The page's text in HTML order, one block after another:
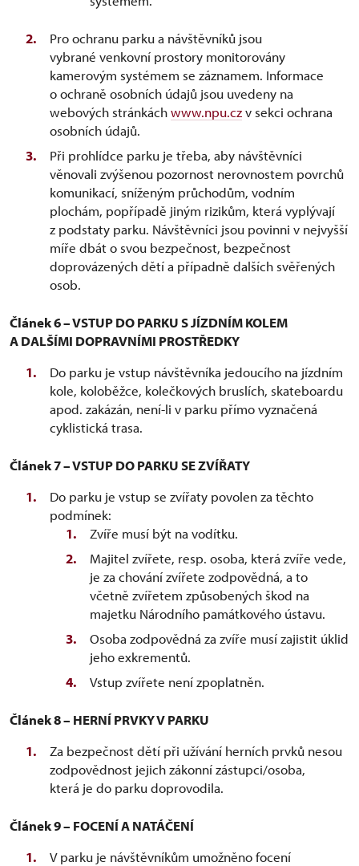
Pro ochranu parku a návštěvníků jsou
vybrané venkovní prostory monitorovány
kamerovým systémem se záznamem. Informace
o ochraně osobních údajů jsou uvedeny na
webových stránkáchwww.npu.czv sekci ochrana
osobních údajů.
Při prohlídce parku je třeba, aby návštěvníci
věnovali zvýšenou pozornost nerovnostem povrchů
komunikací, sníženým průchodům, vodním
plochám, popřípadě jiným rizikům, která vyplývají
z podstaty parku. Návštěvníci jsou povinni v nejvyšší
míře dbát o svou bezpečnost, bezpečnost
doprovázených dětí a případně dalších svěřených
osob.
Článek 6 – VSTUP DO PARKU S JÍZDNÍM KOLEM
A DALŠÍMI DOPRAVNÍMI PROSTŘEDKY
Do parku je vstup návštěvníka jedoucího na jízdním
kole, koloběžce, kolečkových bruslích, skateboardu
apod. zakázán, není-li v parku přímo vyznačená
cyklistická trasa.
Článek 7 – VSTUP DO PARKU SE ZVÍŘATY
Do parku je vstup se zvířaty povolen za těchto
podmínek:
Zvíře musí být na vodítku.
Majitel zvířete, resp. osoba, která zvíře vede,
je za chování zvířete zodpovědná, a to
včetně zvířetem způsobených škod na
majetku Národního památkového ústavu.
Osoba zodpovědná za zvíře musí zajistit úklid
jeho exkrementů.
Vstup zvířete není zpoplatněn.
Článek 8 – HERNÍ PRVKY V PARKU
Za bezpečnost dětí při užívání herních prvků nesou
zodpovědnost jejich zákonní zástupci/osoba,
která je do parku doprovodila.
Článek 9 – FOCENÍ A NATÁČENÍ
V parku je návštěvníkům umožněno focení